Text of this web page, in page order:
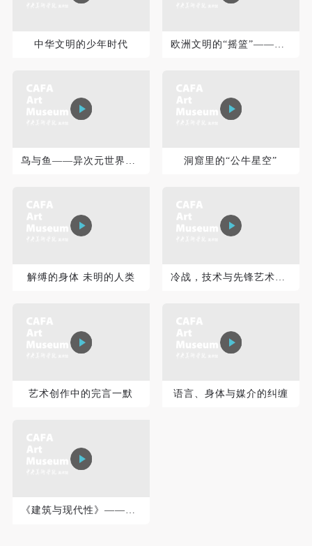
中华文明的少年时代
洞窟里的“公牛星空”
解缚的身体 未明的人类
艺术创作中的完言一默 语言、身体与媒介的纠缠
《建筑与现代性》——空间的三种生产模式及其抵抗
帐号密码登录
手机号码
手机号码将作为您的登录账号
验证码